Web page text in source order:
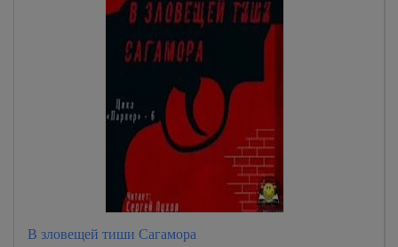
В зловещей тиши Сагамора